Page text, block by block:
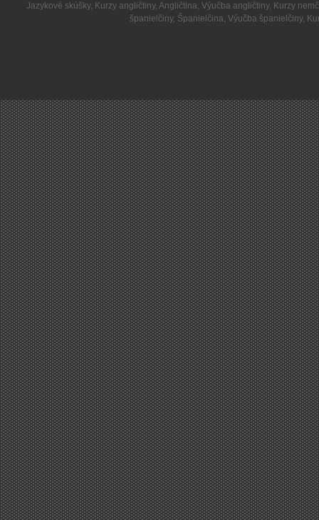
Jazykové skúšky, Kurzy angličtiny, Angličtina, Výučba angličtiny, Kurzy
španielčiny, Španielčina, Výučba španielčiny,